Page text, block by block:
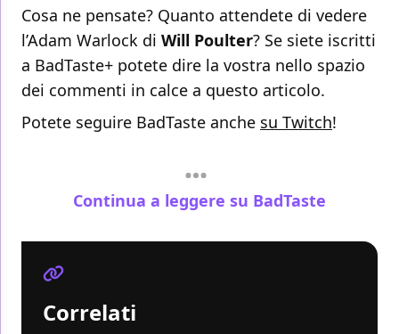
Cosa ne pensate? Quanto attendete di vedere
l’Adam Warlock di Will Poulter? Se siete iscritti
a BadTaste+ potete dire la vostra nello spazio
dei commenti in calce a questo articolo.
Potete seguire BadTaste anche su Twitch!
Continua a leggere su BadTaste
Correlati